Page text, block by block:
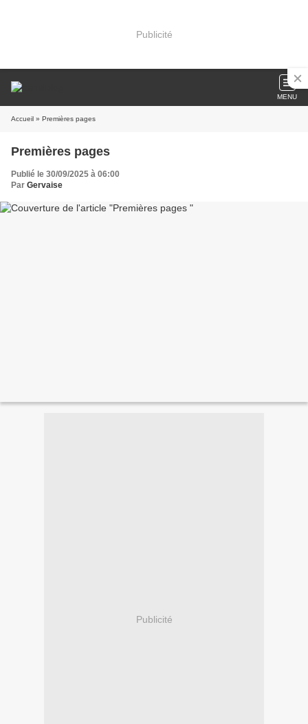
Publicité
MENU
Accueil » Premières pages
Premières pages
Publié le 30/09/2025 à 06:00
Par Gervaise
Publicité